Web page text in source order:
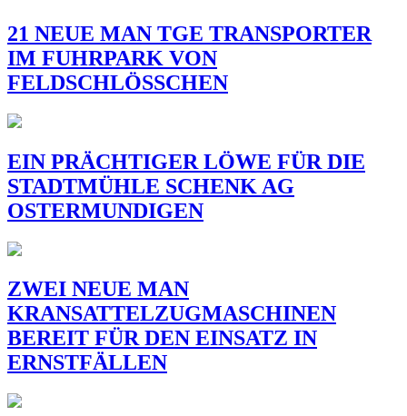
21 NEUE MAN TGE TRANSPORTER
IM FUHRPARK VON
FELDSCHLÖSSCHEN
EIN PRÄCHTIGER LÖWE FÜR DIE
STADTMÜHLE SCHENK AG
OSTERMUNDIGEN
ZWEI NEUE MAN
KRANSATTELZUGMASCHINEN
BEREIT FÜR DEN EINSATZ IN
ERNSTFÄLLEN